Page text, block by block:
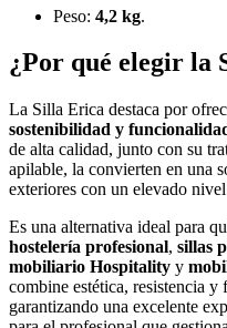
Peso: 4,2 kg.
¿Por qué elegir la
La Silla Erica destaca por
sostenibilidad y
de alta calidad, junto con su
apilable, la convierten en una
exteriores con un elevado
Es una alternativa ideal para
hostelería profesional, sillas
mobiliario Hospitality y
combine estética, resistencia
garantizando una excelente